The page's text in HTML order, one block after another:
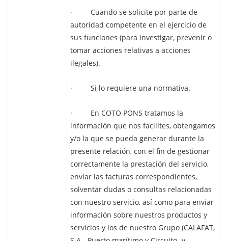
· Cuando se solicite por parte de
autoridad competente en el ejercicio de
sus funciones (para investigar, prevenir o
tomar acciones relativas a acciones
ilegales).
· Si lo requiere una normativa.
· En COTO PONS tratamos la
información que nos facilites, obtengamos
y/o la que se pueda generar durante la
presente relación, con el fin de gestionar
correctamente la prestación del servicio,
enviar las facturas correspondientes,
solventar dudas o consultas relacionadas
con nuestro servicio, así como para enviar
información sobre nuestros productos y
servicios y los de nuestro Grupo (CALAFAT,